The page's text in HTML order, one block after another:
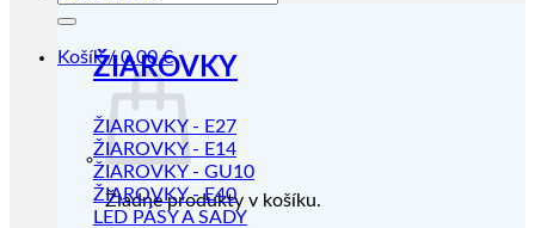
Košík /0.00€
Žiadne produkty v košíku.
ŽIAROVKY
ŽIAROVKY - E27
ŽIAROVKY - E14
ŽIAROVKY - GU10
ŽIAROVKY - E40
LED PÁSY A SADY